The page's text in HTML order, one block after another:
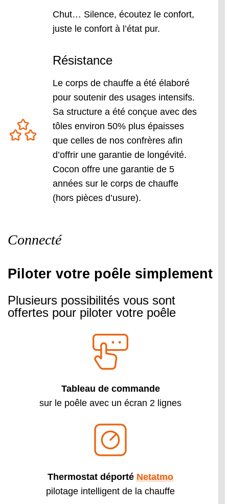
Chut… Silence, écoutez le confort,
juste le confort à l’état pur.
Résistance
Le corps de chauffe a été élaboré
pour soutenir des usages intensifs.
Sa structure a été conçue avec des
tôles environ 50% plus épaisses
que celles de nos confrères afin
d’offrir une garantie de longévité.
Cocon offre une garantie de 5
années sur le corps de chauffe
(hors pièces d’usure).
Connecté
Piloter votre poêle simplement
Plusieurs possibilités vous sont
offertes pour piloter votre poêle
Tableau de commande
sur le poêle avec un écran 2 lignes
Thermostat déporté Netatmo
pilotage intelligent de la chauffe